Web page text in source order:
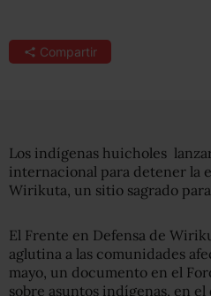
Compartir
Los indígenas huicholes
internacional para detener la
Wirikuta, un sitio sagrado
El Frente en Defensa de
aglutina a las comunidades
mayo, un documento en el
sobre asuntos indígenas, en